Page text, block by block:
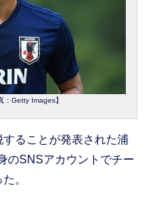
：Getty Images】
ることが発表された浦
のSNSアカウントでチー
。